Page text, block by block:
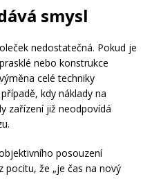
smysl
nedostatečná. Pokud je
nebo konstrukce
celé techniky
kdy náklady na
zařízení již neodpovídá
posouzení
pocitu, že „je čas na nový